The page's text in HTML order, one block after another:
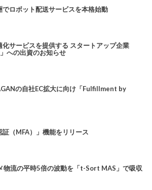
ロボット配送サービスを本格始動
サービスを提供する スタートアップ企業
への出資のお知らせ
の自社EC拡大に向け「Fulfillment by
（MFA）」機能をリリース
物流の平時5倍の波動を「t-Sort MAS」で吸収